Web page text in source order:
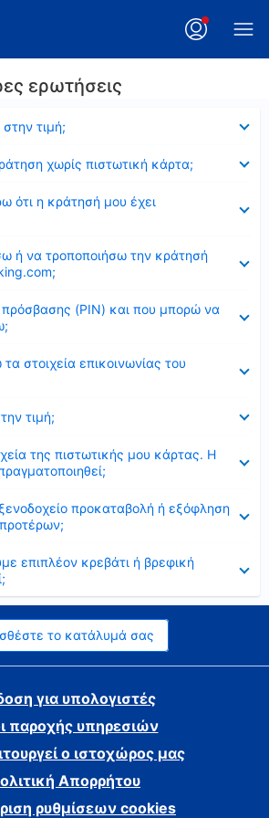
ερωτήσεις
τιμή;
χωρίς πιστωτική κάρτα;
ότι η κράτησή μου έχει
ή να τροποποιήσω την κράτησή
πρόσβασης (PIN) και που μπορώ να
στοιχεία επικοινωνίας του
τιμή;
της πιστωτικής μου κάρτας. Η
προκαταβολή ή εξόφληση
επιπλέον κρεβάτι ή βρεφική
το κατάλυμά σας
για υπολογιστές
παροχής υπηρεσιών
ο ιστοχώρος μας
Απορρήτου
ρυθμίσεων cookies